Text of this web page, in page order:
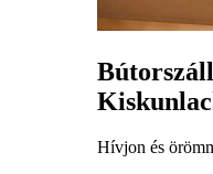
Hívjon és